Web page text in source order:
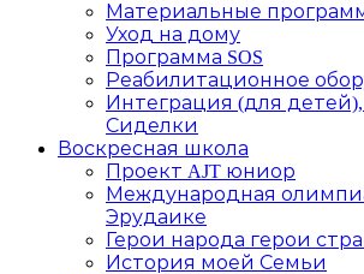
Материальные
Уход на дому
Программа SOS
Реабилитационное
Интеграция (для
Сиделки
Воскресная школа
Проект AJT юниор
Международная
Эрудаике
Герои народа герои
История моей Семьи